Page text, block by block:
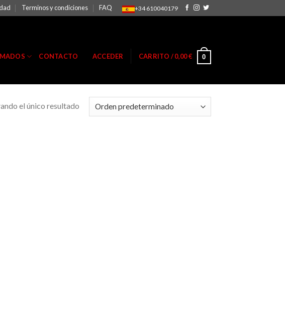
Terminos y condiciones FAQ +34 610040179
CONTACTO ACCEDER CARRITO /0,00€ 0
el único resultado